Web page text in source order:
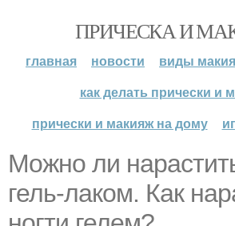
ПРИЧЕСКА И
главная новости
виды
как делать прически и
прически и макияж на дому
Можно ли
гель-лаком. Как